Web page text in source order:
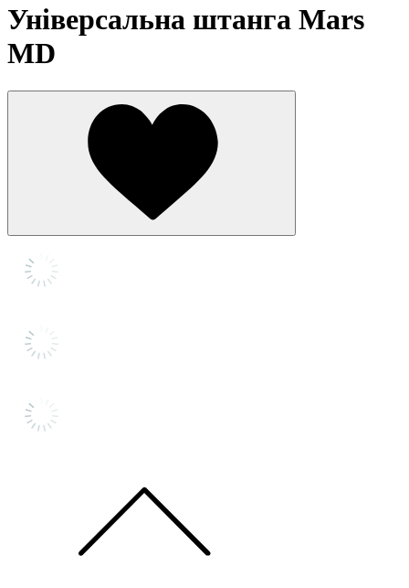
Універсальна штанга Mars
MD